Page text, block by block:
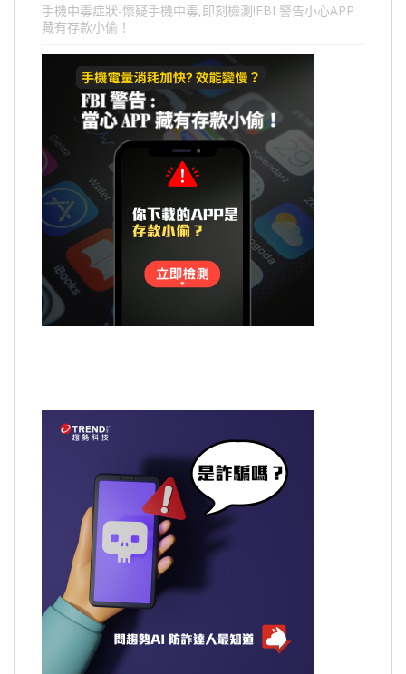
手機中毒症狀-懷疑手機中毒,即刻檢測!FBI 警告小心APP
藏有存款小偷！